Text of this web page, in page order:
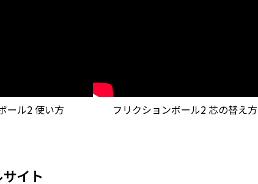
ール2 使い方 フリクションボール2 芯の替え方
イト